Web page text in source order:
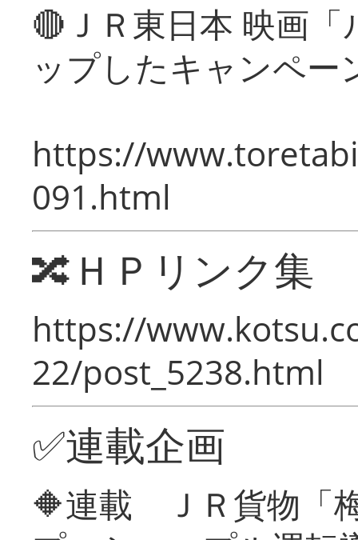
🔴ＪＲ東日本 映画
ップしたキャンペー
https://
091.html
🔀ＨＰリンク集
https://
22/post_5238.html
✅連載企画
🔶連載 ＪＲ貨物「